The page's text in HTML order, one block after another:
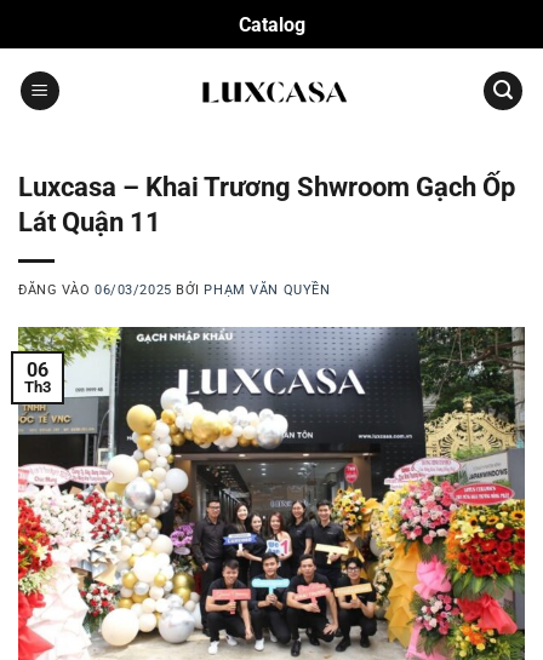
qua
nội
dung
Catalog
Luxcasa – Khai Trương Shwroom Gạch Ốp
Lát Quận 11
ĐĂNG VÀO06/03/2025 BỞI PHẠM VĂN QUYỀN
06
Th3